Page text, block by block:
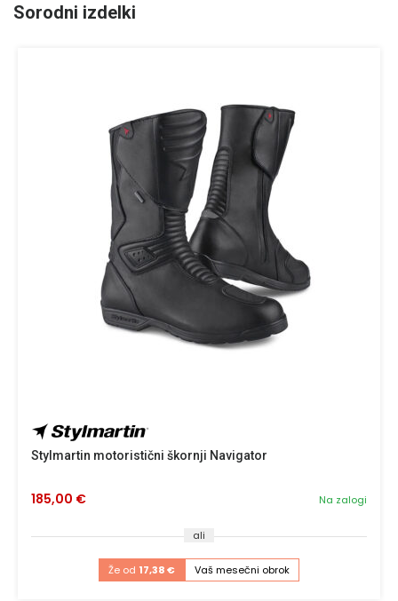
Sorodni izdelki
Stylmartin motoristični škornji Navigator
Na zalogi
185,00 €
ali
Že od 17,38 € Vaš mesečni obrok